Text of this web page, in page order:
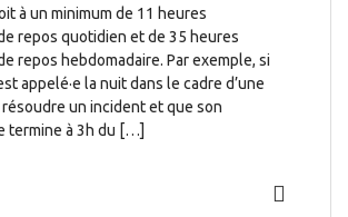
à un minimum de 11 heures
repos quotidien et de 35 heures
repos hebdomadaire. Par exemple, si
appelé·e la nuit dans le cadre d’une
un incident et que son
termine à 3h du […]